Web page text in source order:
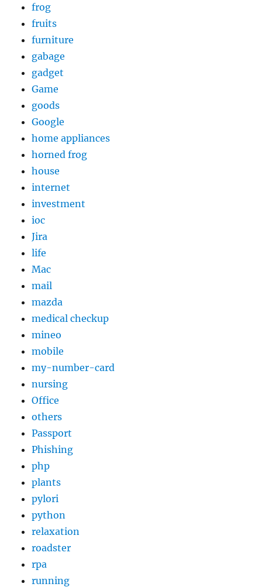
frog
fruits
furniture
gabage
gadget
Game
goods
Google
home appliances
horned frog
house
internet
investment
ioc
Jira
life
Mac
mail
mazda
medical checkup
mineo
mobile
my-number-card
nursing
Office
others
Passport
Phishing
php
plants
pylori
python
relaxation
roadster
rpa
running